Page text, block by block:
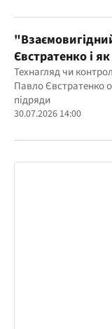
Євстратенко і
бюджетних
Технагляд чи
Павло Євстратенко
підряди
30.07.2026 14:00